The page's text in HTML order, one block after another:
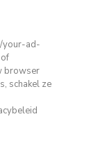
your-ad-
browser
schakel ze